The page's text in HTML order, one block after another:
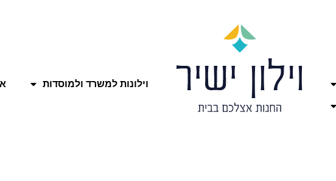
וילונות למשרד ולמוסדות